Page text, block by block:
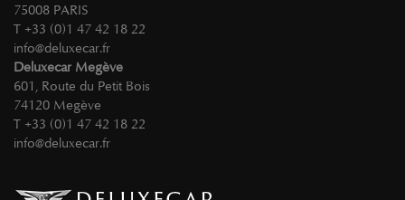
75008 PARIS
T +33 (0)1 47 42 18 22
info@deluxecar.fr
Deluxecar Megève
601, Route du Petit Bois
74120 Megève
T +33 (0)1 47 42 18 22
info@deluxecar.fr